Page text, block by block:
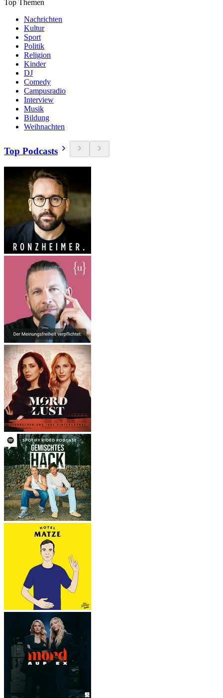
Top Themen
Nachrichten
Kultur
Sport
Politik
Religion
Kinder
DJ
Comedy
Campusradio
Interview
Musik
Bildung
Weihnachten
Top Podcasts